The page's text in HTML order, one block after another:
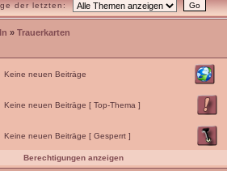
der letzten:
» Trauerkarten
Keine neuen Beiträge
Keine neuen Beiträge [ Top-Thema ]
Keine neuen Beiträge [ Gesperrt ]
Berechtigungen anzeigen